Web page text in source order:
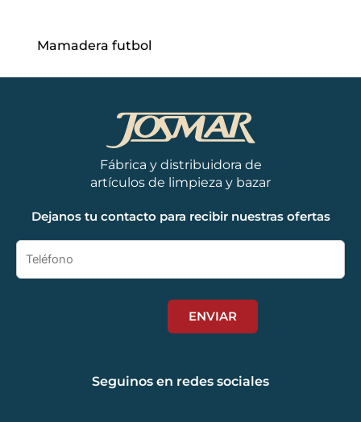
Mamadera futbol
Fábrica y distribuidora de
artículos de limpieza y bazar
Dejanos tu contacto para recibir nuestras ofertas
Seguinos en redes sociales